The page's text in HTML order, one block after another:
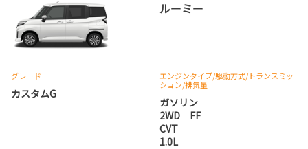
ルーミー
グレード
カスタムG
エンジンタイプ/駆動方式/トランスミッ
ション/排気量
ガソリン
2WD FF
CVT
1.0L